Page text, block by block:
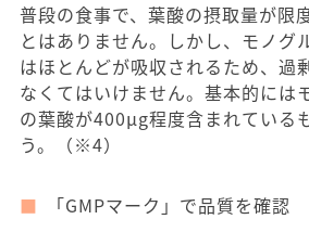
普段の食事で、葉酸の摂取量が限
とはありません。しかし、モノグ
はほとんどが吸収されるため、過
なくてはいけません。基本的には
の葉酸が400μg程度含まれている
う。（※4）
「GMPマーク」で品質を確認